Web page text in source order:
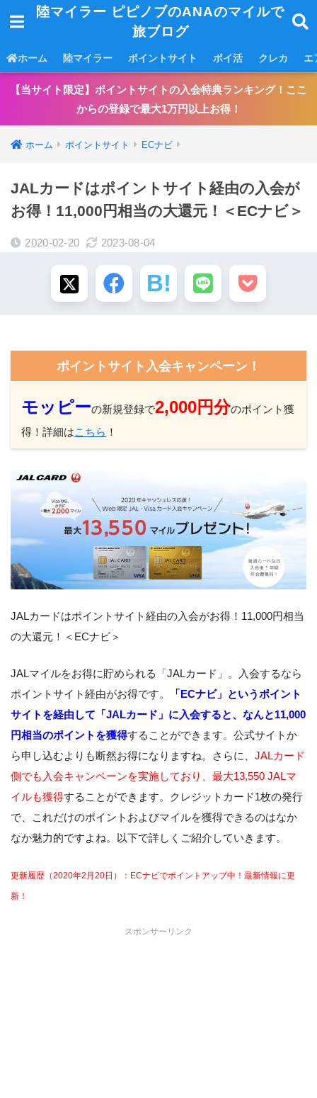
陸マイラー ピピノブのANAのマイルで
旅ブログ
ホーム 陸マイラー ポイントサイト ポイ活 クレカ エ
【当サイト限定】ポイントサイトの入会特典ランキング！ここ
からの登録で最大1万円以上お得！
ホーム ポイントサイト ECナビ
JALカードはポイントサイト経由の入会が
お得！11,000円相当の大還元！＜ECナビ＞
2020-02-20 2023-08-04
ポイントサイト入会キャンペーン！
モッピーの新規登録で2,000円分のポイント獲
得！詳細はこちら ！
JALカードはポイントサイト経由の入会がお得！11,000円相当
の大還元！＜ECナビ＞
JALマイルをお得に貯められる「JALカード」。入会するなら
ポイントサイト経由がお得です。
「ECナビ」というポイント
サイトを経由して「JALカード」に入会すると、なんと11,000
円相当のポイントを獲得することができます。公式サイトか
ら申し込むよりも断然お得になりますね。さらに、 JALカード
側でも入会キャンペーンを実施しており、最大13,550 JALマ
イルも獲得することができます。クレジットカード1枚の発行
で、これだけのポイントおよびマイルを獲得できるのはなか
なか魅力的ですよね。以下で詳しくご紹介していきます。
更新履歴（2020年2月20日）：ECナビでポイントアップ中！最新情報に更
新！
スポンサーリンク